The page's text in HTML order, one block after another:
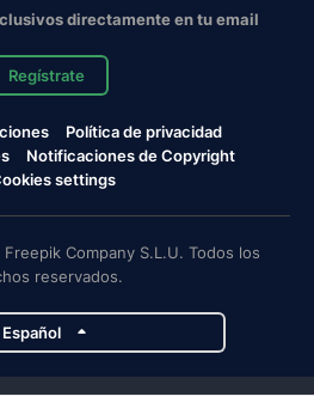
directamente en tu email
Regístrate
Política de privacidad
Notificaciones de Copyright
settings
Company S.L.U. Todos los
reservados.
Español